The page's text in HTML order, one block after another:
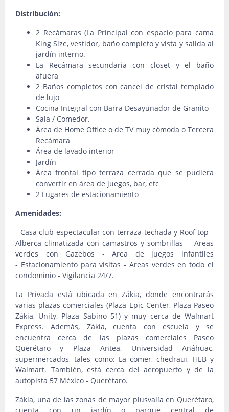
Distribución:
2 Recámaras (La Principal con espacio para cama
King Size, vestidor, baño completo y vista y salida al
jardín interno.
La Recámara secundaria con closet y el baño
afuera
2 Baños completos con cancel de cristal templado
de lujo
Cocina Integral con Barra Desayunador de Granito
Sala / Comedor.
Área de Home Office o de TV muy cómoda o Tercera
Recámara
Área de lavado interior
Jardín
Área frontal tipo terraza cerrada que se pudiera
convertir en área de juegos, bar, etc
2 Lugares de estacionamiento
Amenidades:
- Casa club espectacular con terraza techada y Roof top -
Alberca climatizada con camastros y sombrillas - -Areas
verdes con Gazebos - Area de juegos infantiles
- Estacionamiento para visitas - Areas verdes en todo el
condominio - Vigilancia 24/7.
La Privada está ubicada en Zákia, donde encontrarás
varias plazas comerciales (Plaza Epic Center, Plaza Paseo
Zákia, Unity, Plaza Sabino 51) y muy cerca de Walmart
Express. Además, Zákia, cuenta con escuela y se
encuentra cerca de las plazas comerciales Paseo
Querétaro y Plaza Antea, Universidad Anáhuac,
supermercados, tales como: La comer, chedraui, HEB y
Walmart. También, está cerca del aeropuerto y de la
autopista 57 México - Querétaro.
Zákia, una de las zonas de mayor plusvalía en Querétaro,